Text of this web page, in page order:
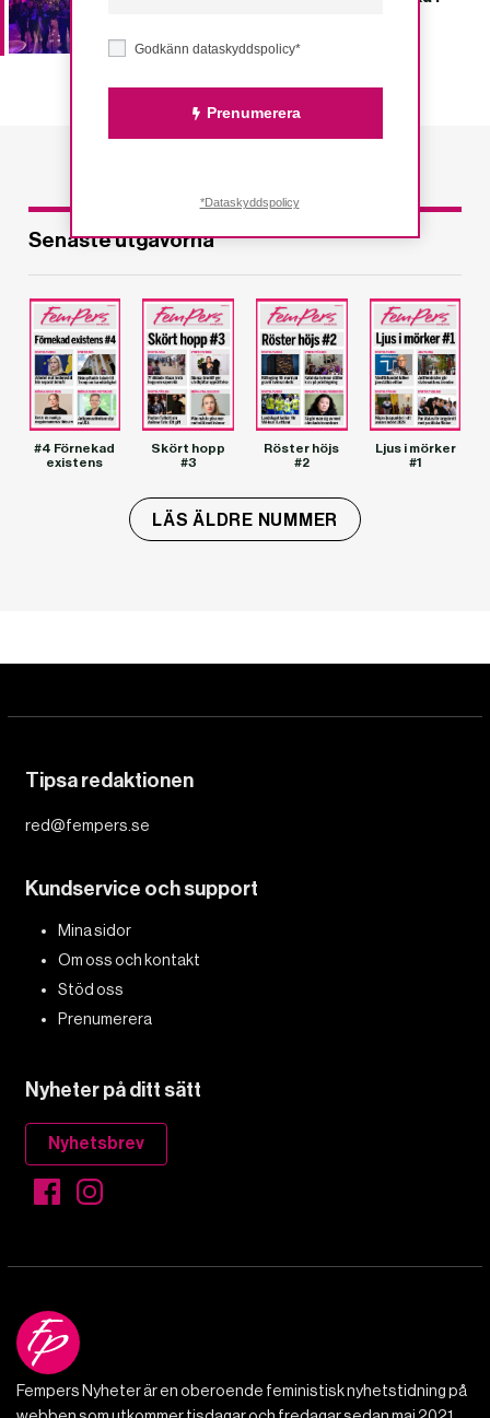
Senaste utgåvorna
#4 Förnekad
existens
Skört hopp
#3
Röster höjs
#2
Ljus i mörker
#1
LÄS ÄLDRE NUMMER
Tipsa redaktionen
red@fempers.se
Kundservice och support
Mina sidor
Om oss och kontakt
Stöd oss
Prenumerera
Nyheter på ditt sätt
Nyhetsbrev
Fempers Nyheter är en oberoende feministisk nyhetstidning på
Godkänn dataskyddspolicy*
Prenumerera
*Dataskyddspolicy